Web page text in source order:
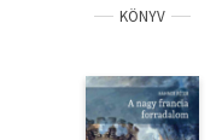
KÖNYV